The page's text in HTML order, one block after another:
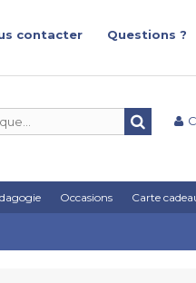
contacter Questions ?
Occasions Carte